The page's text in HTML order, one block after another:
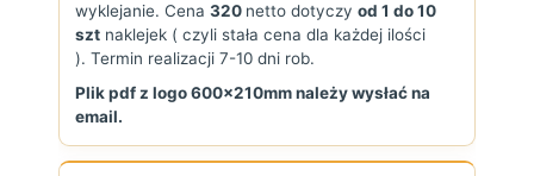
wyklejanie. Cena 320 netto dotyczy od 1 do 10
szt naklejek ( czyli stała cena dla każdej ilości
). Termin realizacji 7-10 dni rob.
Plik pdf z logo 600x210mm należy wysłać na
email.